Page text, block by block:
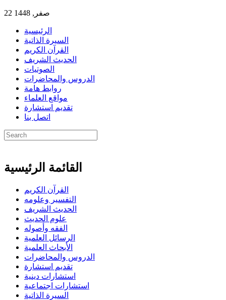
22 صفر, 1448
الرئيسية
السيرة الذاتية
القرآن الكريم
الحديث الشريف
الصوتيات
الدروس والمحاضرات
روابط هامة
مواقع العلماء
تقديم استشارة
اتصل بنا
القائمة الرئيسية
القرآن الكريم
التفسير وعلومه
الحديث الشريف
علوم الحديث
الفقه وأصوله
الرسائل العلمية
الأبحاث العلمية
الدروس والمحاضرات
تقديم استشارة
استشارات دينية
استشارات اجتماعية
السيرة الذاتية